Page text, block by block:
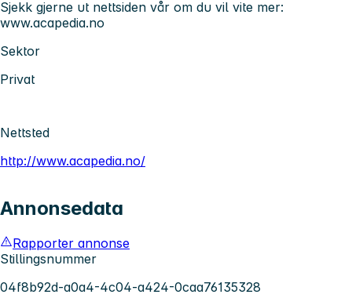
Sjekk gjerne ut nettsiden vår om du vil vite mer:
www.acapedia.no
Sektor
Privat
Nettsted
http://www.acapedia.no/
Annonsedata
Rapporter annonse
Stillingsnummer
04f8b92d-a0a4-4c04-a424-0caa76135328